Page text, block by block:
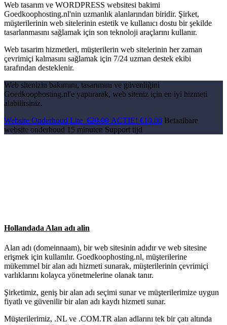
Web tasarım ve WORDPRESS websitesi bakimi
Goedkoophosting.nl'nin uzmanlık alanlarından biridir. Şirket,
müşterilerinin web sitelerinin estetik ve kullanıcı dostu bir şekilde
tasarlanmasını sağlamak için son teknoloji araçlarını kullanır.
Web tasarim hizmetleri, müşterilerin web sitelerinin her zaman
çevrimiçi kalmasını sağlamak için 7/24 uzman destek ekibi
tarafından desteklenir.
Web sitenizin bakımını, tasarımını ve güvenliğini
Goedkoophosting.nl'e yaptırarak, web siteniz için en iyi hizmeti
alabilirsiniz.
Website Onderhoud Lite €20.00 ACTIE! €10.00 Betaalbare
website onderhoud 15 minuten Support tijd
Hollandada Alan adı alin
Alan adı (domeinnaam), bir web sitesinin adıdır ve web sitesine
erişmek için kullanılır. Goedkoophosting.nl, müşterilerine
mükemmel bir alan adı hizmeti sunarak, müşterilerinin çevrimiçi
varlıklarını kolayca yönetmelerine olanak tanır.
Şirketimiz, geniş bir alan adı seçimi sunar ve müşterilerimize uygun
fiyatlı ve güvenilir bir alan adı kaydı hizmeti sunar.
Müşterilerimiz, .NL ve .COM.TR alan adlarını tek bir çatı altında